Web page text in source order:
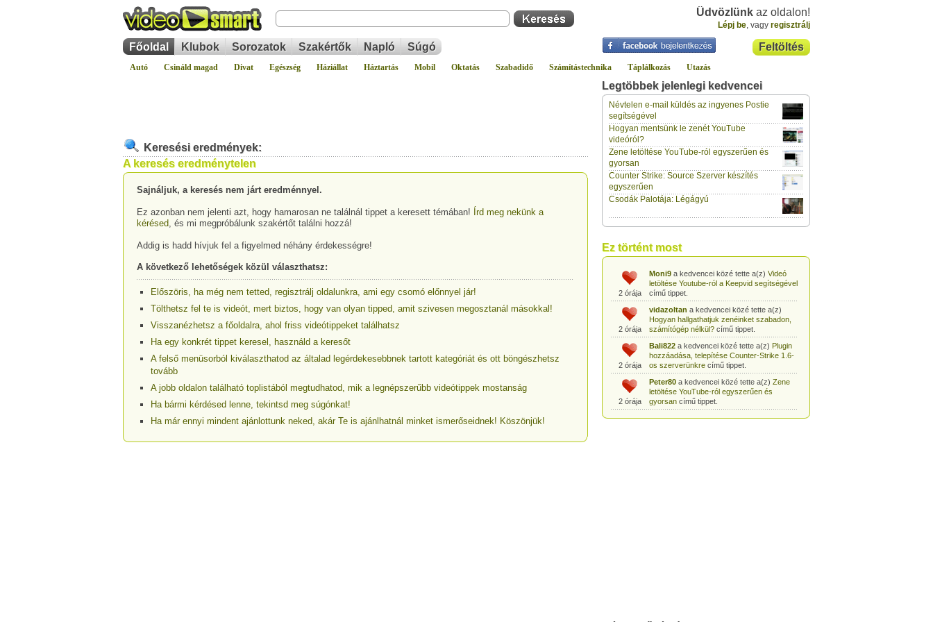
Üdvözlünk az oldalon!
Lépj be, vagy regisztrálj
Feltöltés
Főoldal Klubok Sorozatok Szakértők Napló Súgó
Autó Csináld magad Divat Egészség Háziállat Háztartás Mobil Oktatás Szabadidő Számítástechnika Táplálkozás Utazás
Keresési eredmények:
A keresés eredménytelen
Sajnáljuk, a keresés nem járt eredménnyel.
Ez azonban nem jelenti azt, hogy hamarosan ne találnál tippet a keresett témában! Írd meg nekünk a
kérésed, és mi megpróbálunk szakértőt találni hozzá!
Addig is hadd hívjuk fel a figyelmed néhány érdekességre!
A következő lehetőségek közül választhatsz:
Előszöris, ha még nem tetted, regisztrálj oldalunkra, ami egy csomó előnnyel jár!
Tölthetsz fel te is videót, mert biztos, hogy van olyan tipped, amit szivesen megosztanál másokkal!
Visszanézhetsz a főoldalra, ahol friss videótippeket találhatsz
Ha egy konkrét tippet keresel, használd a keresőt
A felső menüsorból kiválaszthatod az általad legérdekesebbnek tartott kategóriát és ott böngészhetsz
tovább
A jobb oldalon található toplistából megtudhatod, mik a legnépszerűbb videótippek mostanság
Ha bármi kérdésed lenne, tekintsd meg súgónkat!
Ha már ennyi mindent ajánlottunk neked, akár Te is ajánlhatnál minket ismerőseidnek! Köszönjük!
Legtöbbek jelenlegi kedvencei
Névtelen e-mail küldés az ingyenes Postie
segítségével
Hogyan mentsünk le zenét YouTube
videóról?
Zene letöltése YouTube-ról egyszerűen és
gyorsan
Counter Strike: Source Szerver készítés
egyszerűen
Csodák Palotája: Légágyú
Ez történt most
2 órája
gabor733a kedvencei közé tette a(z)
Leopárdgekkó-etetés egyszerű csipesszel
című tippet.
2 órája
gabor733a kedvencei közé tette a(z)
című tippet.
2 órája
Hogyan készítsünk fűszeres-paradicsomos
pennét?
2 órája
gabor733a kedvencei közé tette a(z)
hónapos kortólcímű tippet.
2 órája
Babakonyha - Alma-banán püré készítése
egyszerűencímű tippet.
2 órája
Moni9a kedvencei közé tette a(z) Videó
letöltése Youtube-ról a Keepvid segítségével
című tippet.
2 órája
vidazoltan a kedvencei közé tette a(z)
Hogyan hallgathatjuk zenéinket szabadon,
számítógép nélkül?című tippet.
2 órája
Bali822a kedvencei közé tette a(z) Plugin
hozzáadása, telepítése Counter-Strike 1.6-
os szerverünkrecímű tippet.
2 órája
Peter80a kedvencei közé tette a(z) Zene
letöltése YouTube-ról egyszerűen és
gyorsancímű tippet.
Heni77a kedvencei közé tette a(z)Counter